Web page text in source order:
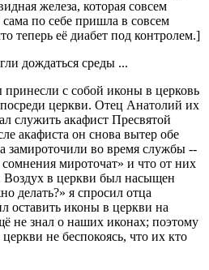
железа, которая совсем
сама по себе пришла в совсем
теперь её диабет под контролем.]
дождаться среды ...
с собой иконы в церковь
церкви. Отец Анатолий их
служить акафист Пресвятой
акафиста он снова вытер обе
замироточили во время службы --
мироточат» и что от них
Воздух в церкви был насыщен
делать?» я спросил отца
оставить иконы в церкви на
не знал о наших иконах; поэтому
не беспокоясь, что их кто